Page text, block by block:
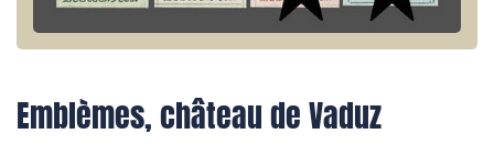
Emblèmes, château de Vaduz